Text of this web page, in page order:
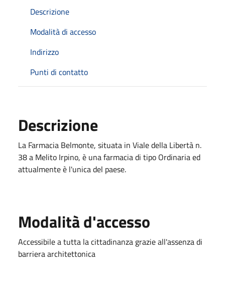
Descrizione
Modalità di accesso
Indirizzo
Punti di contatto
Descrizione
La Farmacia Belmonte, situata in Viale della Libertà n.
38 a Melito Irpino, è una farmacia di tipo Ordinaria ed
attualmente è l'unica del paese.
Modalità d'accesso
Accessibile a tutta la cittadinanza grazie all'assenza di
barriera architettonica